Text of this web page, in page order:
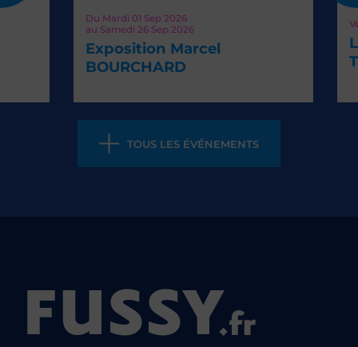
DuMardi 01
Sep 2026
Samedi 26 Sep 2026
Exposition Marcel
BOURCHARD
TOUS LES ÉVÉNEMENTS